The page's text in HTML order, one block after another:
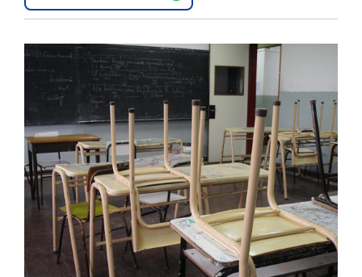
Gastronomía
Salud
Interés
General
La
Ciudad
Deportes
Arte
y
Espectáculos
Policiales